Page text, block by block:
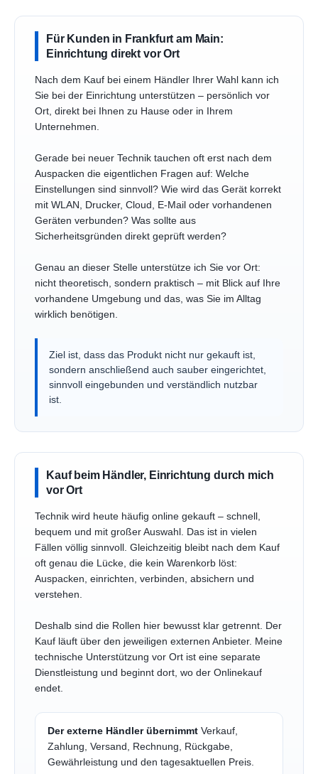
Für Kunden in Frankfurt am Main:
Einrichtung direkt vor Ort
Nach dem Kauf bei einem Händler Ihrer Wahl kann ich
Sie bei der Einrichtung unterstützen – persönlich vor
Ort, direkt bei Ihnen zu Hause oder in Ihrem
Unternehmen.
Gerade bei neuer Technik tauchen oft erst nach dem
Auspacken die eigentlichen Fragen auf: Welche
Einstellungen sind sinnvoll? Wie wird das Gerät korrekt
mit WLAN, Drucker, Cloud, E-Mail oder vorhandenen
Geräten verbunden? Was sollte aus
Sicherheitsgründen direkt geprüft werden?
Genau an dieser Stelle unterstütze ich Sie vor Ort:
nicht theoretisch, sondern praktisch – mit Blick auf Ihre
vorhandene Umgebung und das, was Sie im Alltag
wirklich benötigen.
Ziel ist, dass das Produkt nicht nur gekauft ist,
sondern anschließend auch sauber eingerichtet,
sinnvoll eingebunden und verständlich nutzbar
ist.
Kauf beim Händler, Einrichtung durch mich
vor Ort
Technik wird heute häufig online gekauft – schnell,
bequem und mit großer Auswahl. Das ist in vielen
Fällen völlig sinnvoll. Gleichzeitig bleibt nach dem Kauf
oft genau die Lücke, die kein Warenkorb löst:
Auspacken, einrichten, verbinden, absichern und
verstehen.
Deshalb sind die Rollen hier bewusst klar getrennt. Der
Kauf läuft über den jeweiligen externen Anbieter. Meine
technische Unterstützung vor Ort ist eine separate
Dienstleistung und beginnt dort, wo der Onlinekauf
endet.
Der externe Händler übernimmt Verkauf,
Zahlung, Versand, Rechnung, Rückgabe,
Gewährleistung und den tagesaktuellen Preis.